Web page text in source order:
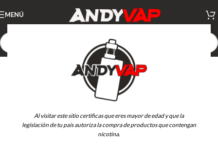
Al visitar este sitio certificas que eres mayor de edad y que la
legislación de tu país autoriza la compra de productos que contengan
nicotina.
MENÚ